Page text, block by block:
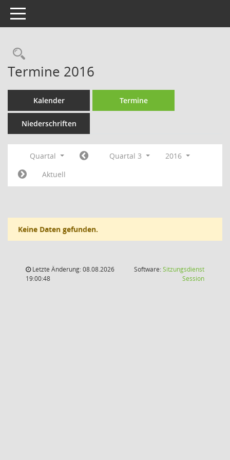
Toggle navigation
Rechercheauswahl
Termine 2016
Kalender Termine
Niederschriften
Quartal Quartal 3
2016
Aktuell
Keine Daten gefunden.
Letzte Änderung: 08.08.2026
19:00:48
Software:Sitzungsdienst
Session(Wird in